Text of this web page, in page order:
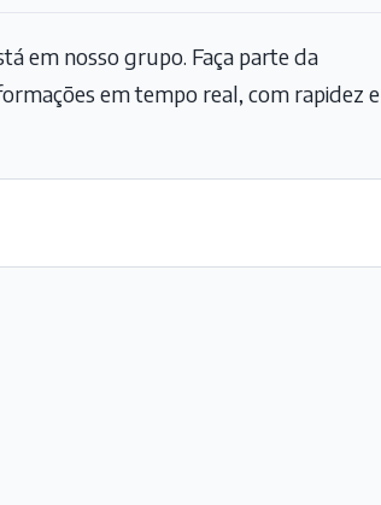
em nosso grupo. Faça parte da
em tempo real, com rapidez e